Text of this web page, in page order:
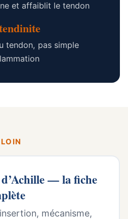
et affaiblit le tendon
tendon, pas simple
— la fiche
mécanisme,